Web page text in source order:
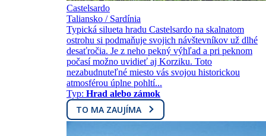
Castelsardo
Taliansko / Sardínia
Typická silueta hradu Castelsardo na skalnatom
ostrohu si podmaňuje svojich návštevníkov už dlhé
desaťročia. Je z neho pekný výhľad a pri peknom
počasí možno uvidieť aj Korziku. Toto
nezabudnuteľné miesto vás svojou historickou
atmosférou úplne pohltí...
Typ: Hrad alebo zámok
TO MA ZAUJÍMA